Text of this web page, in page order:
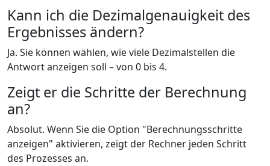
Kann ich die Dezimalgenauigkeit des
Ergebnisses ändern?
Ja. Sie können wählen, wie viele Dezimalstellen die
Antwort anzeigen soll – von 0 bis 4.
Zeigt er die Schritte der Berechnung
an?
Absolut. Wenn Sie die Option "Berechnungsschritte
anzeigen" aktivieren, zeigt der Rechner jeden Schritt
des Prozesses an.